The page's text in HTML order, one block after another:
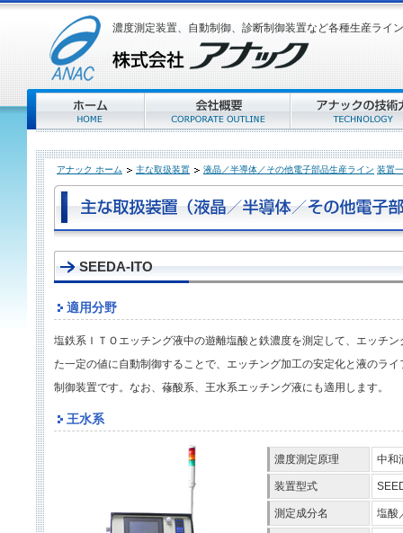
濃度測定装置、自動制御、診断制御装置など各種生産ライ
アナック ホーム 主な取扱装置 液晶／半導体／その他電子部品生産ライン 装置
SEEDA-ITO
適用分野
塩鉄系ＩＴＯエッチング液中の遊離塩酸と鉄濃度を測定して、エッチ
た一定の値に自動制御することで、エッチング加工の安定化と液のラ
制御装置です。なお、蓚酸系、王水系エッチング液にも適用します。
王水系
濃度測定原理 中和
装置型式
測定成分名 塩酸